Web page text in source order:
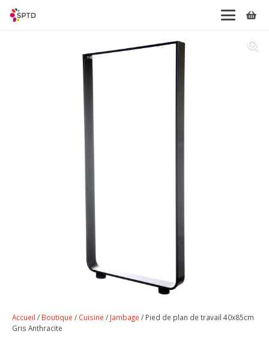
Accueil / Boutique / Cuisine / Jambage / Pied de plan de travail 40x85cm
Gris Anthracite